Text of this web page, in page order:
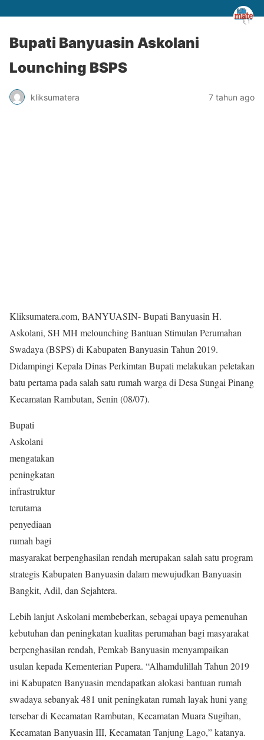
Bupati Banyuasin Askolani
Lounching BSPS
kliksumatera 7 tahun ago
Kliksumatera.com, BANYUASIN- Bupati Banyuasin H.
Askolani, SH MH melounching Bantuan Stimulan Perumahan
Swadaya (BSPS) di Kabupaten Banyuasin Tahun 2019.
Didampingi Kepala Dinas Perkimtan Bupati melakukan peletakan
batu pertama pada salah satu rumah warga di Desa Sungai Pinang
Kecamatan Rambutan, Senin (08/07).
Bupati
Askolani
mengatakan
peningkatan
infrastruktur
terutama
penyediaan
rumah bagi
masyarakat berpenghasilan rendah merupakan salah satu program
strategis Kabupaten Banyuasin dalam mewujudkan Banyuasin
Bangkit, Adil, dan Sejahtera.
Lebih lanjut Askolani membeberkan, sebagai upaya pemenuhan
kebutuhan dan peningkatan kualitas perumahan bagi masyarakat
berpenghasilan rendah, Pemkab Banyuasin menyampaikan
usulan kepada Kementerian Pupera. “Alhamdulillah Tahun 2019
ini Kabupaten Banyuasin mendapatkan alokasi bantuan rumah
swadaya sebanyak 481 unit peningkatan rumah layak huni yang
tersebar di Kecamatan Rambutan, Kecamatan Muara Sugihan,
Kecamatan Banyuasin III, Kecamatan Tanjung Lago,” katanya.